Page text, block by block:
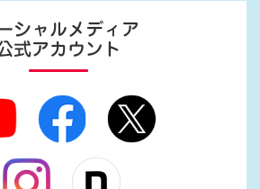
シャルメディア
式アカウント